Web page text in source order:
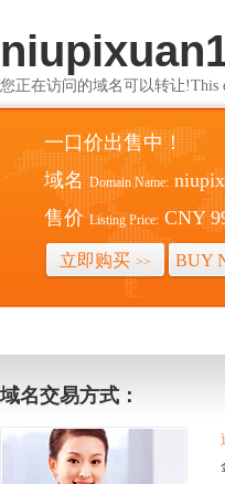
您正在访问的域名可以转让!This
一口价出售中！
域名 Domain Name:
售价 Listing Price: CNY
立即购买 >> BUY
域名交易方式：